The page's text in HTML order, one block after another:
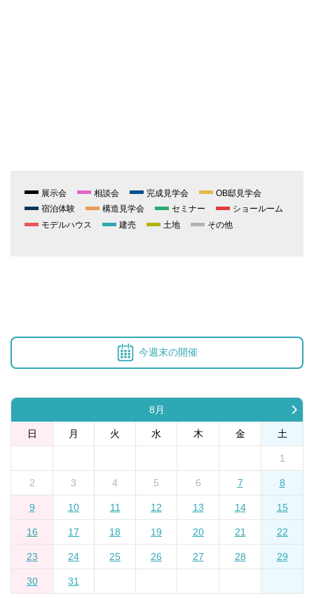
展示会 相談会 完成見学会
OB邸見学会
宿泊体験
構造見学会 セミナー
ショールーム
モデルハウス
建売 土地 その他
今週末の開催
8月
日 月 火 水 木 金 土
1
2 3 4 5 6 7 8
9 10 11 12 13 14 15
16 17 18 19 20 21 22
23 24 25 26 27 28 29
30 31